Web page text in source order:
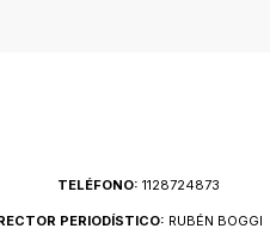
TELÉFONO: 1128724873
PERIODÍSTICO: RUBÉN BOGGI